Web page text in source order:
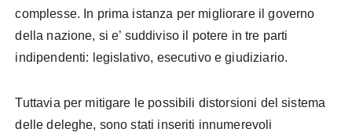
complesse. In prima istanza per migliorare il governo
della nazione, si e’ suddiviso il potere in tre parti
indipendenti: legislativo, esecutivo e giudiziario.
Tuttavia per mitigare le possibili distorsioni del sistema
delle deleghe, sono stati inseriti innumerevoli